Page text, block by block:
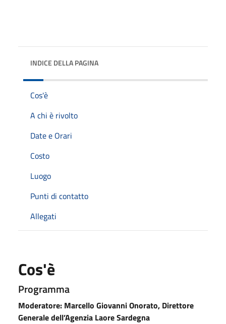
INDICE DELLA PAGINA
Cos'è
A chi è rivolto
Date e Orari
Costo
Luogo
Punti di contatto
Allegati
Cos'è
Programma
Moderatore: Marcello Giovanni Onorato, Direttore
Generale dell’Agenzia Laore Sardegna